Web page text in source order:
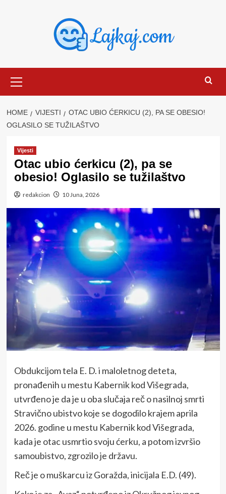
Menu
HOME VIJESTI
OTAC UBIO ĆERKICU (2), PA SE OBESIO!
OGLASILO SE TUŽILAŠTVO
Vijesti
Otac ubio ćerkicu (2), pa se
obesio! Oglasilo se tužilaštvo
redakcion 10 Juna, 2026
Obdukcijom tela E. D. i maloletnog deteta,
pronađenih u mestu Kabernik kod Višegrada,
utvrđeno je da je u oba slučaja reč o nasilnoj smrti
Stravično ubistvo koje se dogodilo krajem aprila
2026. godine u mestu Kabernik kod Višegrada,
kada je otac usmrtio svoju ćerku, a potom izvršio
samoubistvo, zgrozilo je državu.
Reč je o muškarcu iz Goražda, inicijala E.D. (49).